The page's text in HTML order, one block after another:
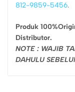
812-9859-5456.
Produk
Distributor.
NOTE : WAJIB
DAHULU